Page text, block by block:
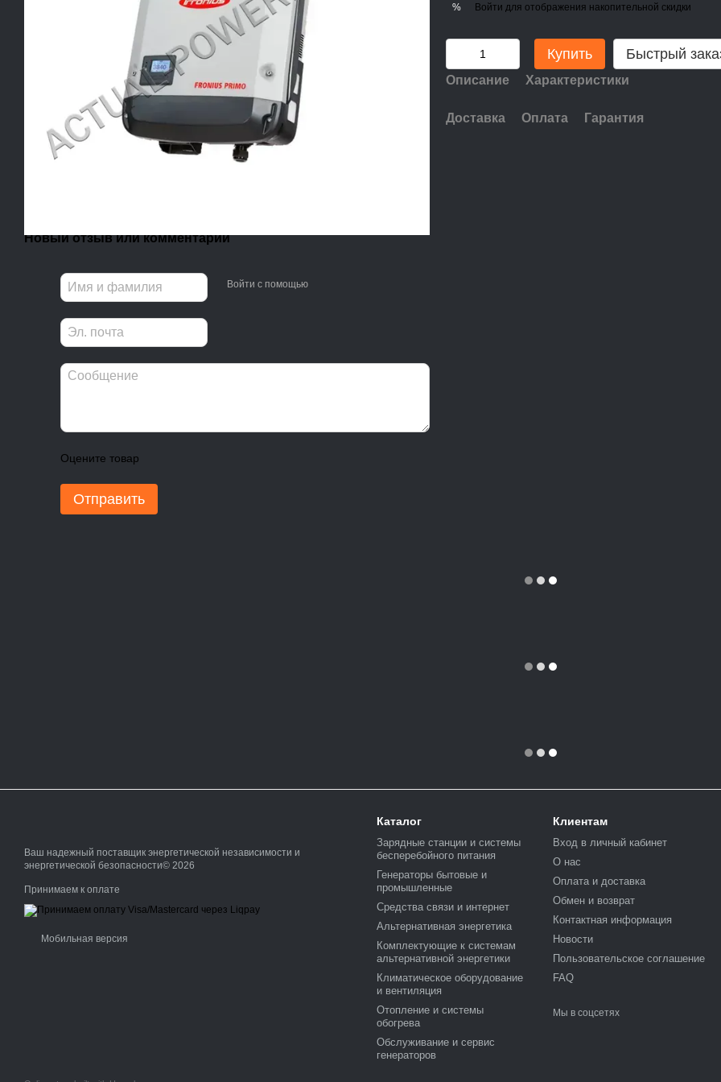
Новый отзыв или комментарий
Войти с помощью
Оцените товар
Отправить
% Войти для отображения накопительной скидки
Купить Быстрый
Описание Характеристики
Доставка Оплата Гарантия
Ваш надежный поставщик энергетической независимости и
энергетической безопасности© 2026
Принимаем к оплате
Мобильная версия
Каталог
Зарядные станции и системы
бесперебойного питания
Генераторы бытовые и
промышленные
Средства связи и интернет
Альтернативная энергетика
Комплектующие к системам
альтернативной энергетики
Климатическое оборудование
и вентиляция
Отопление и системы
обогрева
Обслуживание и сервис
генераторов
Клиентам
Вход в личный кабинет
О нас
Оплата и доставка
Обмен и возврат
Контактная информация
Новости
Пользовательское соглашение
FAQ
Мы в соцсетях